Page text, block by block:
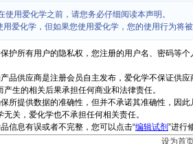
使用爱化学之前，请您务必仔细阅读本声明。
用爱化学，但如果您使用爱化学，您的使用行为将
护所有用户的隐私权，您注册的用户名、密码等
品供应商是注册会员自主发布，爱化学不保证供
产生的相关后果承担任何商业和法律责任。
所提供数据的准确性，但并不承诺其准确性，因
关，爱化学也不承担任何相关责任。
信息有误或者不完整，您可以点击“编辑试剂 ”进行
设为首